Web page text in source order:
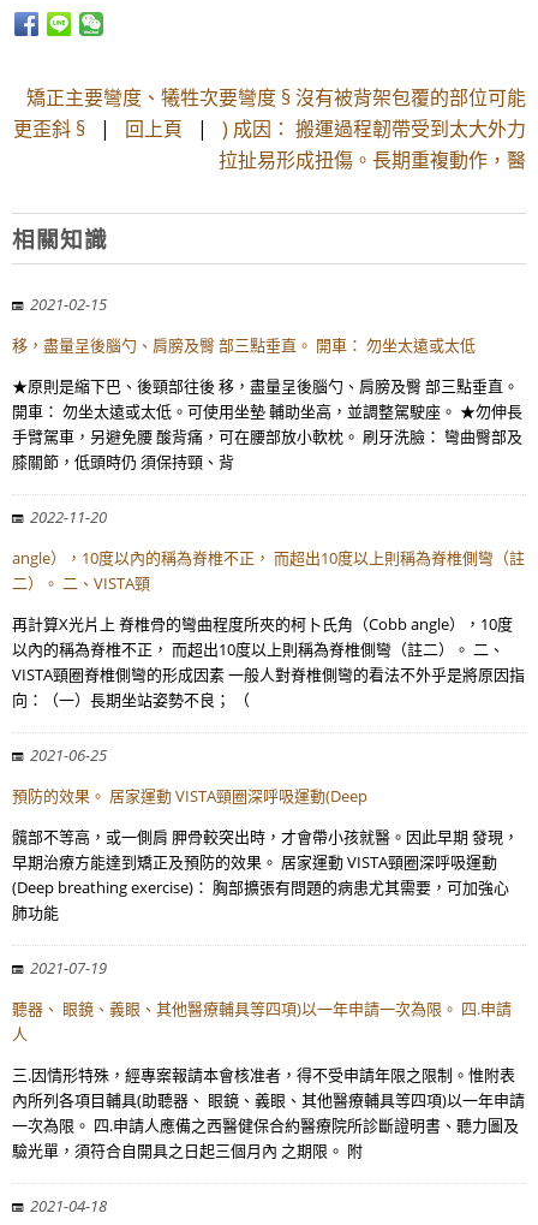
矯正主要彎度、犧牲次要彎度 § 沒有被背架包覆的部位可能
更歪斜 §
| 回上頁 | ) 成因： 搬運過程韌帶受到太大外力
拉扯易形成扭傷。長期重複動作，醫
相關知識
2021-02-15
移，盡量呈後腦勺、肩膀及臀 部三點垂直。 開車： 勿坐太遠或太低
★原則是縮下巴、後頸部往後 移，盡量呈後腦勺、肩膀及臀 部三點垂直。
開車： 勿坐太遠或太低。可使用坐墊 輔助坐高，並調整駕駛座。 ★勿伸長
手臂駕車，另避免腰 酸背痛，可在腰部放小軟枕。 刷牙洗臉： 彎曲臀部及
膝關節，低頭時仍 須保持頸、背
2022-11-20
angle），10度以內的稱為脊椎不正， 而超出10度以上則稱為脊椎側彎（註
二）。 二、VISTA頸
再計算X光片上 脊椎骨的彎曲程度所夾的柯卜氏角（Cobb angle），10度
以內的稱為脊椎不正， 而超出10度以上則稱為脊椎側彎（註二）。 二、
VISTA頸圈脊椎側彎的形成因素 一般人對脊椎側彎的看法不外乎是將原因指
向：（一）長期坐站姿勢不良； （
2021-06-25
預防的效果。 居家運動 VISTA頸圈深呼吸運動(Deep
髖部不等高，或一側肩 胛骨較突出時，才會帶小孩就醫。因此早期 發現，
早期治療方能達到矯正及預防的效果。 居家運動 VISTA頸圈深呼吸運動
(Deep breathing exercise)： 胸部擴張有問題的病患尤其需要，可加強心
肺功能
2021-07-19
聽器、 眼鏡、義眼、其他醫療輔具等四項)以一年申請一次為限。 四.申請
人
三.因情形特殊，經專案報請本會核准者，得不受申請年限之限制。惟附表
內所列各項目輔具(助聽器、 眼鏡、義眼、其他醫療輔具等四項)以一年申請
一次為限。 四.申請人應備之西醫健保合約醫療院所診斷證明書、聽力圖及
驗光單，須符合自開具之日起三個月內 之期限。 附
2021-04-18